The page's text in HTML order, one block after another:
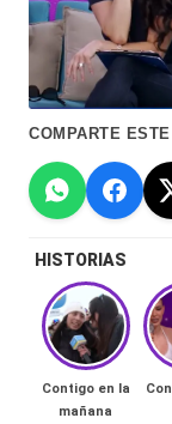
d
ul
a
C
hi
le
n
a
🔥
R
Tendencias
-
Exclusivas
-
Tv
redes
lacvc.com
COMPARTE
HISTORIAS
Contigo en la
mañana